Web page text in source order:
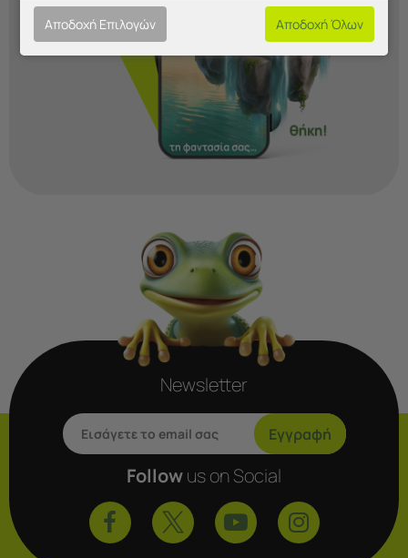
Newsletter
Εγγραφή
Followus on Social
Αποδοχή Επιλογών Αποδοχή Όλων